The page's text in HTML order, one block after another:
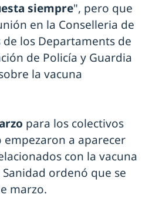
siempre", pero que
en la Conselleria de
los Departaments de
de Policía y Guardia
la vacuna
para los colectivos
a aparecer
con la vacuna
ordenó que se
marzo.